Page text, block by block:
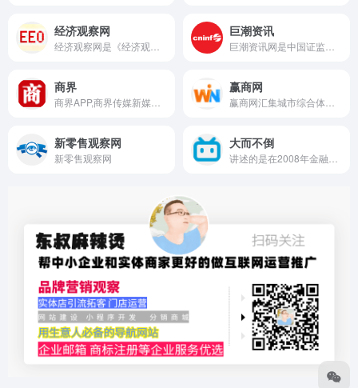
经济观察网 巨潮资讯
商界 赢商网
新零售观察网
新零售观察网
大而不倒